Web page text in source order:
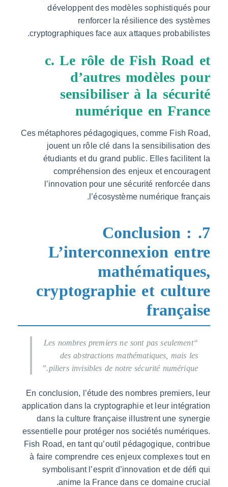
développent des modèles
renforcer la résilience des
cryptographiques face aux attaques
c. Le rôle de Fish
d’autres modèles
sensibiliser à la
numérique en
Ces métaphores pédagogiques, comme Fish
jouent un rôle clé dans la
étudiants et du grand public. Elles
compréhension des enjeux et
l’innovation pour une sécurité
l’écosystème numérique
7. Conclusion
L’interconnexion
cryptographie et
“Les nombres premiers ne sont pas
des abstractions mathématiques, mais
piliers invisibles de notre sécurité
En conclusion, l’étude des nombres
application dans la cryptographie et leur
dans la culture française illustrent une
essentielle pour protéger nos sociétés
Fish Road, en tant qu’outil pédagogique,
à faire comprendre ces enjeux complexes
symbolisant l’esprit d’innovation et de
anime la France dans ce domaine